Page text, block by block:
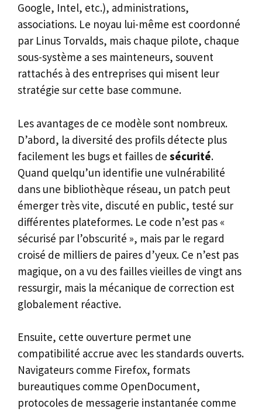
Google, Intel, etc.), administrations,
associations. Le noyau lui-même est coordonné
par Linus Torvalds, mais chaque pilote, chaque
sous-système a ses mainteneurs, souvent
rattachés à des entreprises qui misent leur
stratégie sur cette base commune.
Les avantages de ce modèle sont nombreux.
D’abord, la diversité des profils détecte plus
facilement les bugs et failles de sécurité.
Quand quelqu’un identifie une vulnérabilité
dans une bibliothèque réseau, un patch peut
émerger très vite, discuté en public, testé sur
différentes plateformes. Le code n’est pas «
sécurisé par l’obscurité », mais par le regard
croisé de milliers de paires d’yeux. Ce n’est pas
magique, on a vu des failles vieilles de vingt ans
ressurgir, mais la mécanique de correction est
globalement réactive.
Ensuite, cette ouverture permet une
compatibilité accrue avec les standards ouverts.
Navigateurs comme Firefox, formats
bureautiques comme OpenDocument,
protocoles de messagerie instantanée comme